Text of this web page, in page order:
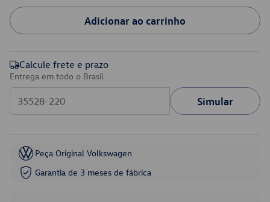
Adicionar ao carrinho
Calcule frete e prazo
Entrega em todo o Brasil
Simular
Peça Original Volkswagen
Garantia de 3 meses de fábrica